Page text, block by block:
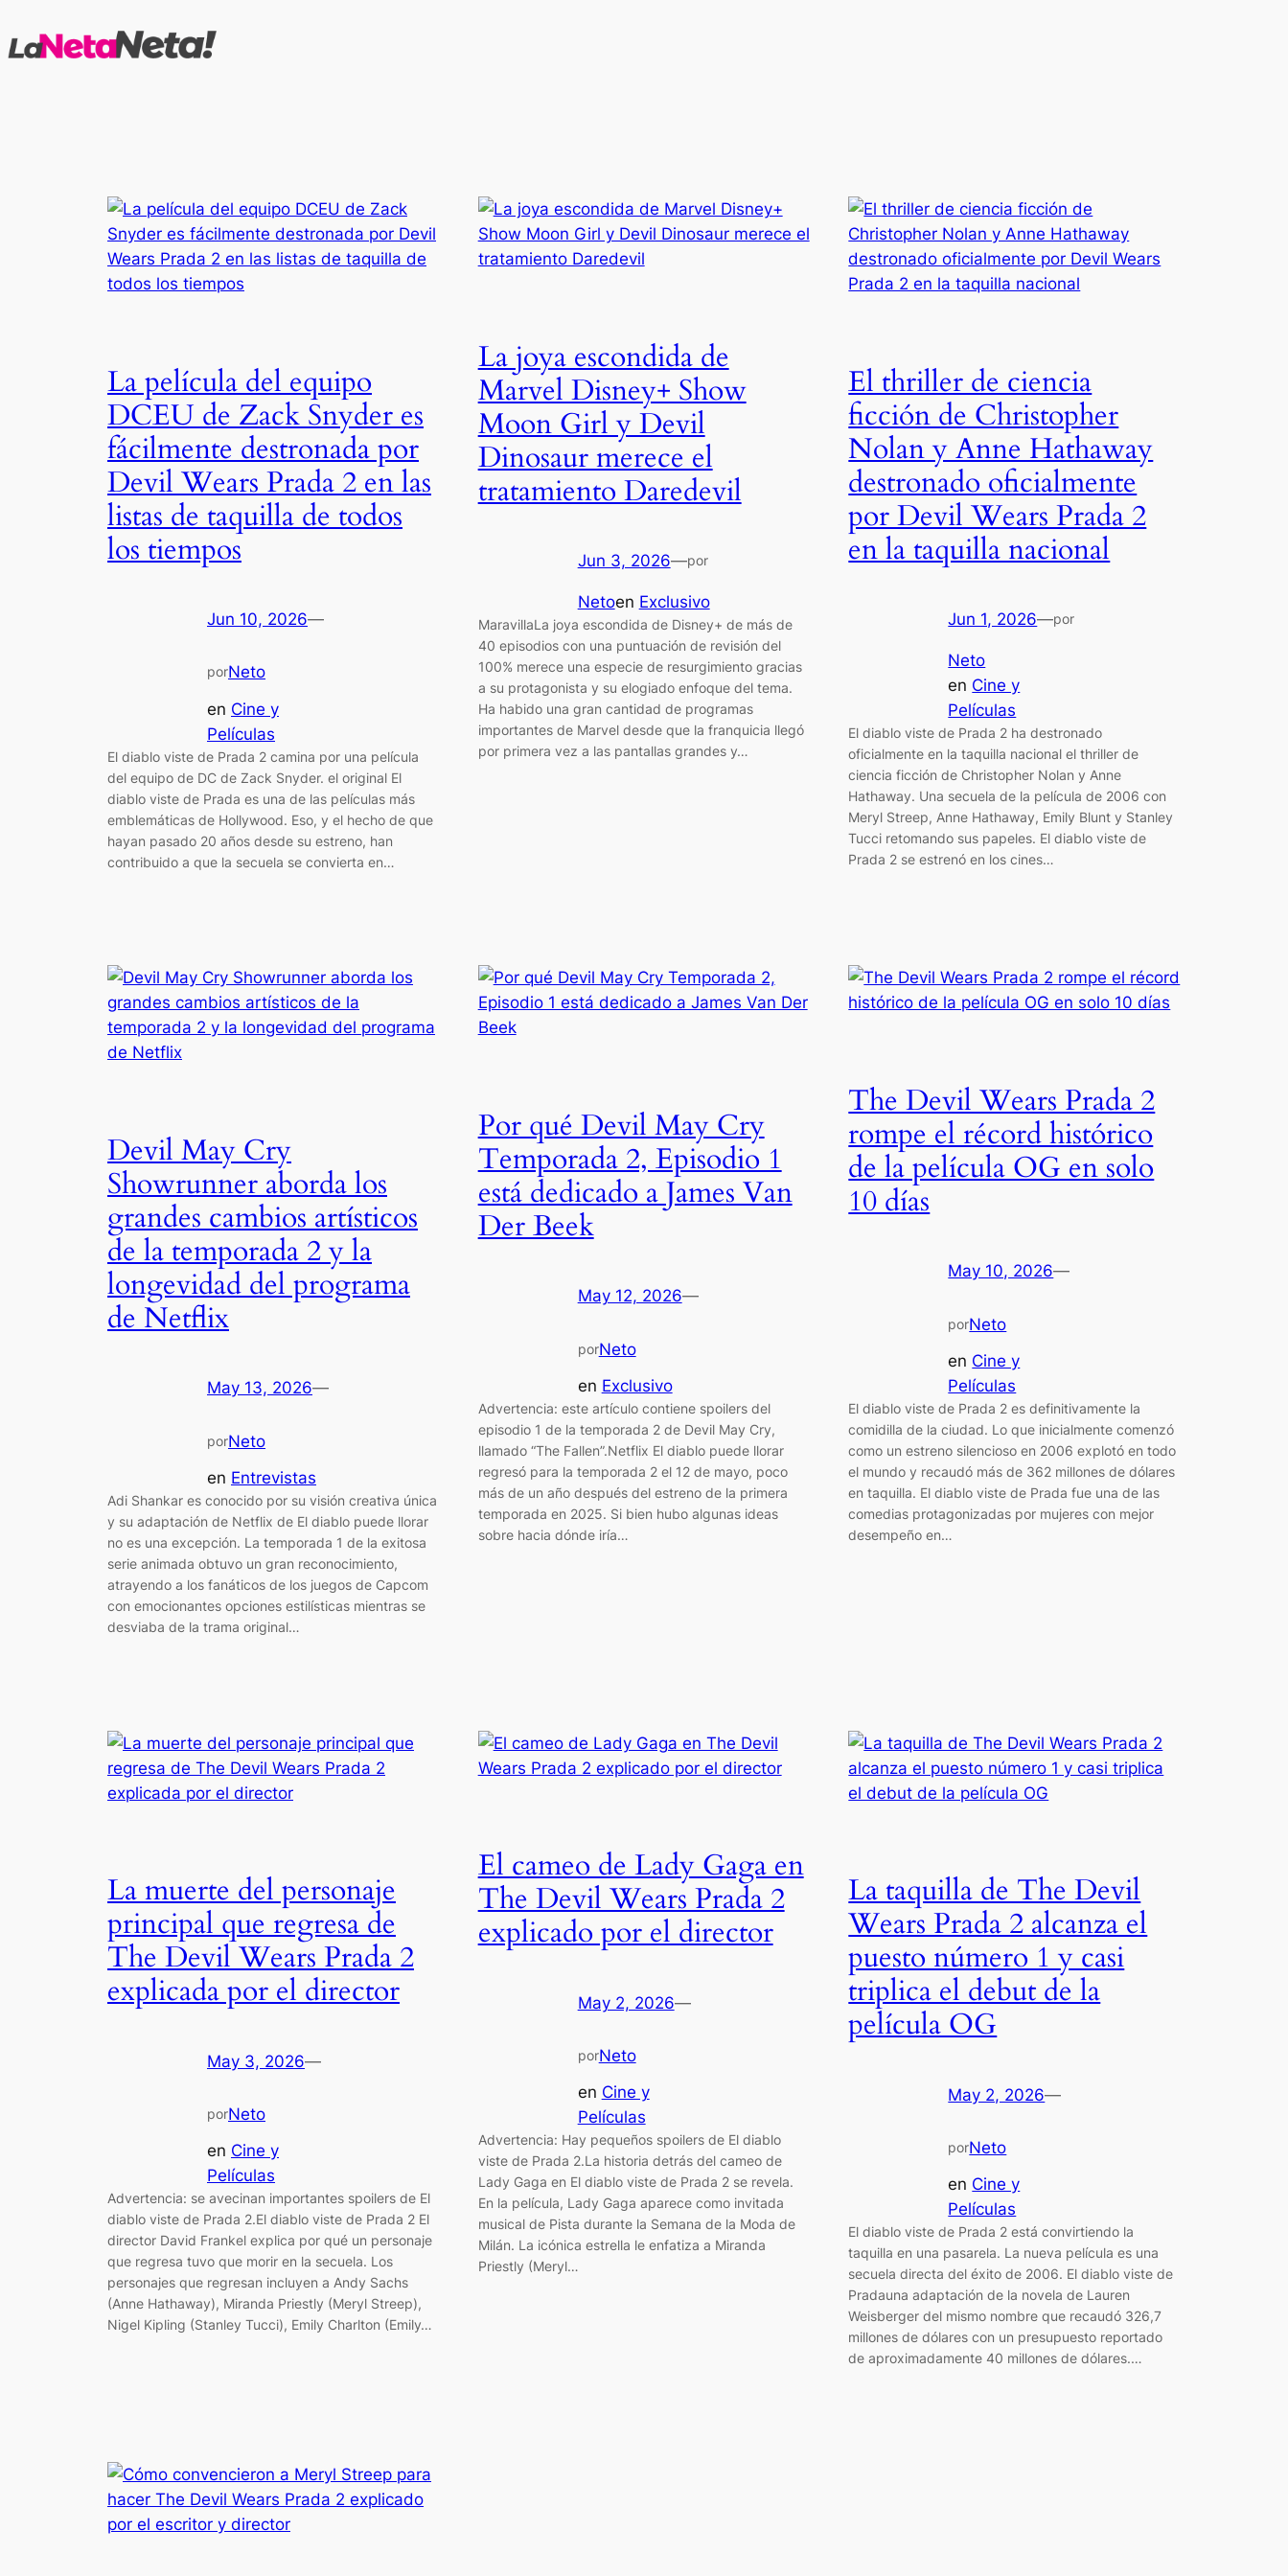
al
La película del equipo
DCEU de Zack Snyder es
fácilmente destronada por
Devil Wears Prada 2 en las
listas de taquilla de todos
los tiempos
Jun 10, 2026—
porNeto
en Cine y
Películas
El diablo viste de Prada 2 camina por una película
del equipo de DC de Zack Snyder. el original El
diablo viste de Prada es una de las películas más
emblemáticas de Hollywood. Eso, y el hecho de que
hayan pasado 20 años desde su estreno, han
contribuido a que la secuela se convierta en…
La joya escondida de
Marvel Disney+ Show
Moon Girl y Devil
Dinosaur merece el
tratamiento Daredevil
Jun 3, 2026—por
Netoen Exclusivo
MaravillaLa joya escondida de Disney+ de más de
40 episodios con una puntuación de revisión del
100% merece una especie de resurgimiento gracias
a su protagonista y su elogiado enfoque del tema.
Ha habido una gran cantidad de programas
importantes de Marvel desde que la franquicia llegó
por primera vez a las pantallas grandes y…
El thriller de ciencia
ficción de Christopher
Nolan y Anne Hathaway
destronado oficialmente
por Devil Wears Prada 2
en la taquilla nacional
Jun 1, 2026—por
Neto
en Cine y
Películas
El diablo viste de Prada 2 ha destronado
oficialmente en la taquilla nacional el thriller de
ciencia ficción de Christopher Nolan y Anne
Hathaway. Una secuela de la película de 2006 con
Meryl Streep, Anne Hathaway, Emily Blunt y Stanley
Tucci retomando sus papeles. El diablo viste de
Prada 2 se estrenó en los cines…
Devil May Cry
Showrunner aborda los
grandes cambios artísticos
de la temporada 2 y la
longevidad del programa
de Netflix
May 13, 2026—
porNeto
en Entrevistas
Adi Shankar es conocido por su visión creativa única
y su adaptación de Netflix de El diablo puede llorar
no es una excepción. La temporada 1 de la exitosa
serie animada obtuvo un gran reconocimiento,
atrayendo a los fanáticos de los juegos de Capcom
con emocionantes opciones estilísticas mientras se
desviaba de la trama original…
Por qué Devil May Cry
Temporada 2, Episodio 1
está dedicado a James Van
Der Beek
May 12, 2026—
porNeto
en Exclusivo
Advertencia: este artículo contiene spoilers del
episodio 1 de la temporada 2 de Devil May Cry,
llamado “The Fallen”.Netflix El diablo puede llorar
regresó para la temporada 2 el 12 de mayo, poco
más de un año después del estreno de la primera
temporada en 2025. Si bien hubo algunas ideas
sobre hacia dónde iría…
The Devil Wears Prada 2
rompe el récord histórico
de la película OG en solo
10 días
May 10, 2026—
porNeto
en Cine y
Películas
El diablo viste de Prada 2 es definitivamente la
comidilla de la ciudad. Lo que inicialmente comenzó
como un estreno silencioso en 2006 explotó en todo
el mundo y recaudó más de 362 millones de dólares
en taquilla. El diablo viste de Prada fue una de las
comedias protagonizadas por mujeres con mejor
desempeño en…
La muerte del personaje
principal que regresa de
The Devil Wears Prada 2
explicada por el director
May 3, 2026—
porNeto
en Cine y
Películas
Advertencia: se avecinan importantes spoilers de El
diablo viste de Prada 2.El diablo viste de Prada 2 El
director David Frankel explica por qué un personaje
que regresa tuvo que morir en la secuela. Los
personajes que regresan incluyen a Andy Sachs
(Anne Hathaway), Miranda Priestly (Meryl Streep),
Nigel Kipling (Stanley Tucci), Emily Charlton (Emily…
El cameo de Lady Gaga en
The Devil Wears Prada 2
explicado por el director
May 2, 2026—
porNeto
en Cine y
Películas
Advertencia: Hay pequeños spoilers de El diablo
viste de Prada 2.La historia detrás del cameo de
Lady Gaga en El diablo viste de Prada 2 se revela.
En la película, Lady Gaga aparece como invitada
musical de Pista durante la Semana de la Moda de
Milán. La icónica estrella le enfatiza a Miranda
Priestly (Meryl…
La taquilla de The Devil
Wears Prada 2 alcanza el
puesto número 1 y casi
triplica el debut de la
película OG
May 2, 2026—
porNeto
en Cine y
Películas
El diablo viste de Prada 2 está convirtiendo la
taquilla en una pasarela. La nueva película es una
secuela directa del éxito de 2006. El diablo viste de
Pradauna adaptación de la novela de Lauren
Weisberger del mismo nombre que recaudó 326,7
millones de dólares con un presupuesto reportado
de aproximadamente 40 millones de dólares.…